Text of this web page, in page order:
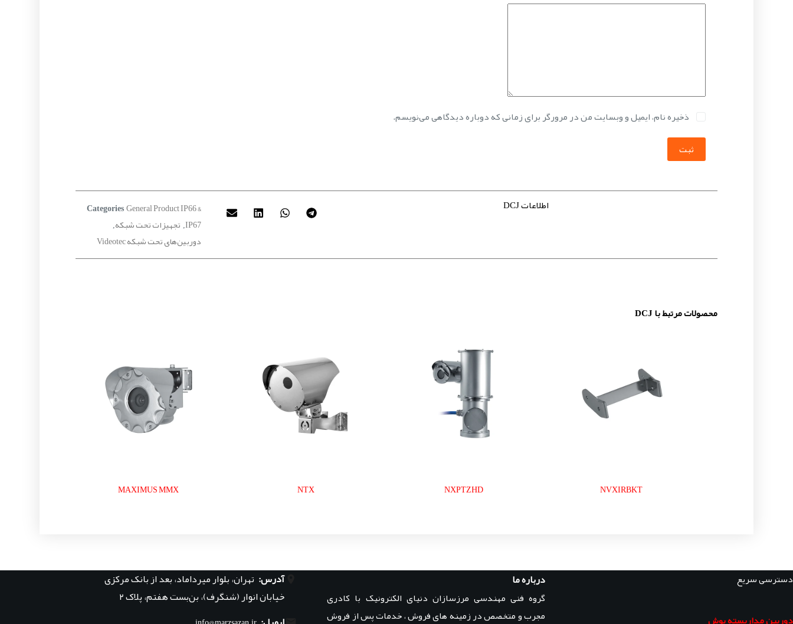
ذخیره نام، ایمیل و وبسایت من در مرورگر برای زمانی که دوباره دیدگاهی می‌نویسم.
ثبت
اطلاعات DCJ Categories General Product IP66 &
IP67
, تجهیزات تحت شبکه
دوربین‌های تحت شبکه Videotec
محصولات مرتبط با DCJ
NVXIRBKT
NXPTZHD
NTX
MAXIMUS MMX
دسترسی سریع
دوربین مداربسته بوش
درباره ما
گروه فنی مهندسی مرزسازان دنیای الکترونیک با کادری
مجرب و متخصص در زمینه های فروش ، خدمات پس از فروش
آدرس: تهران، بلوار میرداماد، بعد از بانک مرکزی
خیابان انوار (شنگرف)، بن‌بست هفتم، پلاک ۲